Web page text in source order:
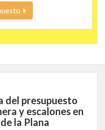
del presupuesto
y escalones en
la Plana